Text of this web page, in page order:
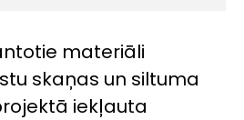
materiāli
skaņas un siltuma
iekļauta